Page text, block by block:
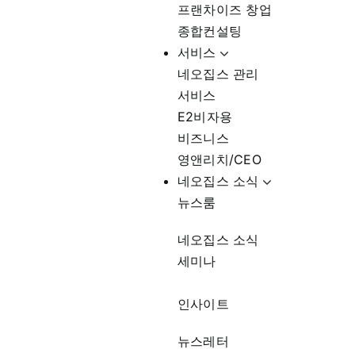
프랜차이즈 창업
종합컨설팅
서비스
네오집스 관리
서비스
E2비자용
비즈니스
영앤리치/CEO
네오집스 소식
뉴스룸
네오집스 소식
세미나
인사이트
뉴스레터